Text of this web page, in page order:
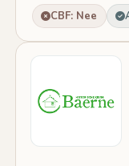
CBF: Nee